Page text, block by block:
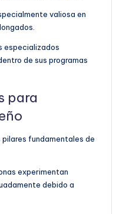
valiosa en
especializados
de sus programas
para
fundamentales de
experimentan
debido a